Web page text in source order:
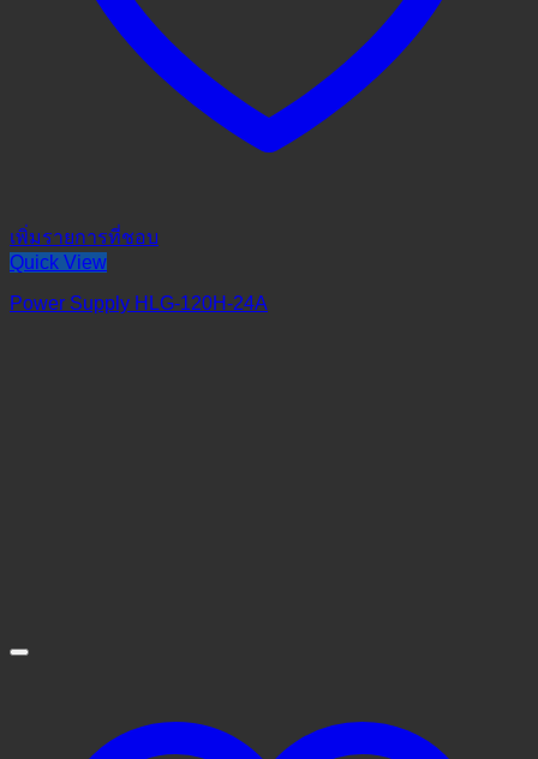
เพิ่มรายการที่ชอบ
Quick View
Power Supply HLG-120H-24A